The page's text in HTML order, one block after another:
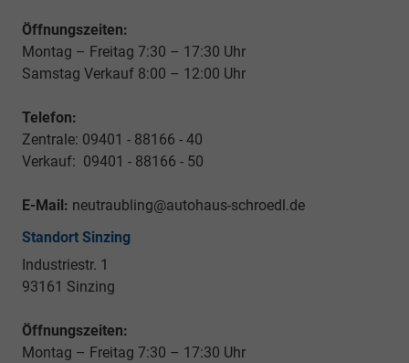
Öffnungszeiten:
Montag – Freitag 7:30 – 17:30 Uhr
Samstag Verkauf 8:00 – 12:00 Uhr
Telefon:
Zentrale: 09401 - 88166 - 40
Verkauf: 09401 - 88166 - 50
E-Mail: neutraubling@autohaus-schroedl.de
Standort Sinzing
Industriestr. 1
93161 Sinzing
Öffnungszeiten:
Montag – Freitag 7:30 – 17:30 Uhr